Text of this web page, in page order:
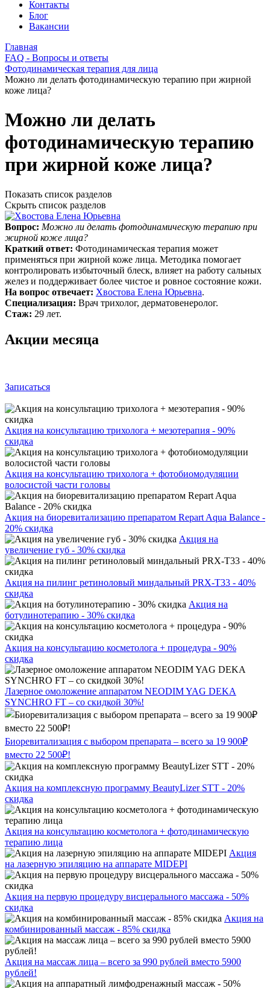
Контакты
Блог
Вакансии
Главная
FAQ - Вопросы и ответы
Фотодинамическая терапия для лица
Можно ли делать фотодинамическую терапию при жирной
коже лица?
Можно ли делать
фотодинамическую терапию
при жирной коже лица?
Показать список разделов
Скрыть список разделов
Вопрос: Можно ли делать фотодинамическую терапию при
жирной коже лица?
Краткий ответ: Фотодинамическая терапия может
применяться при жирной коже лица. Методика помогает
контролировать избыточный блеск, влияет на работу сальных
желез и поддерживает более чистое и ровное состояние кожи.
На вопрос отвечает: Хвостова Елена Юрьевна.
Специализация: Врач трихолог, дерматовенеролог.
Стаж: 29 лет.
Акции месяца
Записаться
Акция на консультацию трихолога + мезотерапия - 90%
скидка
Акция на консультацию трихолога + фотобиомодуляции
волосистой части головы
Акция на биоревитализацию препаратом Repart Aqua Balance -
20% скидка
Акция на
увеличение губ - 30% скидка
Акция на пилинг ретиноловый миндальный PRX-T33 - 40%
скидка
Акция на
ботулинотерапию - 30% скидка
Акция на консультацию косметолога + процедура - 90%
скидка
Лазерное омоложение аппаратом NEODIM YAG DEKA
SYNCHRO FT – со скидкой 30%!
Биоревитализация с выбором препарата – всего за 19 900₽
вместо 22 500₽!
Акция на комплексную программу BeautyLizer STT - 20%
скидка
Акция на консультацию косметолога + фотодинамическую
терапию лица
Акция
на лазерную эпиляцию на аппарате MIDEPI
Акция на первую процедуру висцерального массажа - 50%
скидка
Акция на
комбинированный массаж - 85% скидка
Акция на массаж лица – всего за 990 рублей вместо 5900
рублей!